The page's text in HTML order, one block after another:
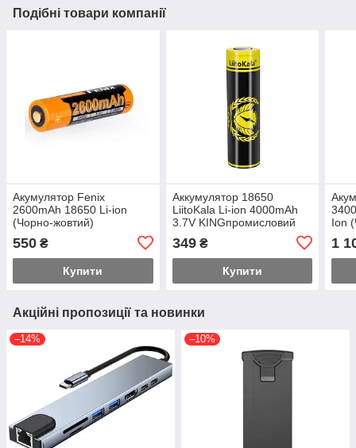
Подібні товари компанії
Акумулятор Fenix ​​
2600mAh 18650 Li-ion
(Чорно-жовтий)
550 ₴
Купити
Аккумулятор 18650
LiitoKala Li-ion 4000mAh
3.7V KINGпромисловий
349₴
Купити
Ion
1
Акційні пропозиції та новинки
–14% –10%